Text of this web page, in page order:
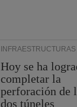
INFRAESTRUCTURAS
Hoy se ha
completar la
perforación de
dos túneles